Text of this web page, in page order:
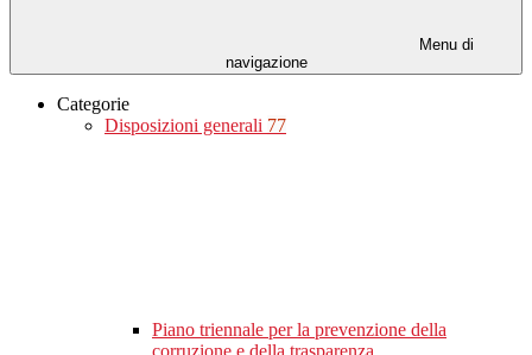
Menu di
navigazione
Categorie
Disposizioni generali 77
Piano triennale per la prevenzione della